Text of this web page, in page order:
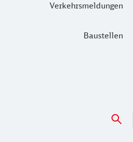
Verkehrsmeldungen
Baustellen